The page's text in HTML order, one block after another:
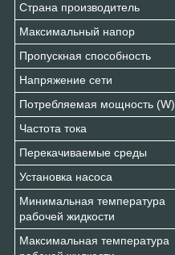
Страна производитель
Максимальный напор
Пропускная способность
Напряжение сети
Потребляемая мощность (W)
Частота тока
Перекачиваемые среды
Установка насоса
Минимальная температура
рабочей жидкости
Максимальная температура